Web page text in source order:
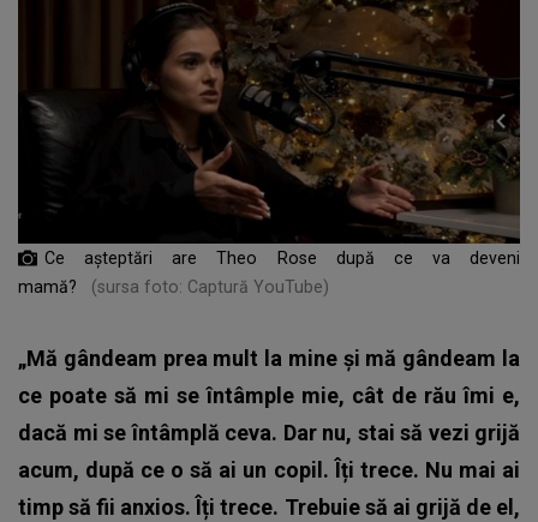
Ce așteptări are Theo Rose după ce va deveni
mamă?
(sursa foto: Captură YouTube)
„Mă gândeam prea mult la mine și mă gândeam la
ce poate să mi se întâmple mie, cât de rău îmi e,
dacă mi se întâmplă ceva. Dar nu, stai să vezi grijă
acum, după ce o să ai un copil. Îți trece. Nu mai ai
timp să fii anxios. Îți trece. Trebuie să ai grijă de el,